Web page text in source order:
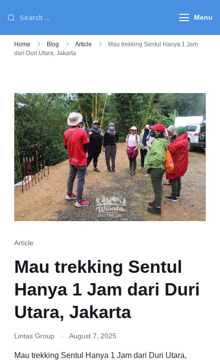
Menu
Home Blog Article
Mau trekking Sentul Hanya 1 Jam
dari Duri Utara, Jakarta
Article
Mau trekking Sentul
Hanya 1 Jam dari Duri
Utara, Jakarta
Lintas Group August 7, 2025
Mau trekking Sentul Hanya 1 Jam dari Duri Utara,